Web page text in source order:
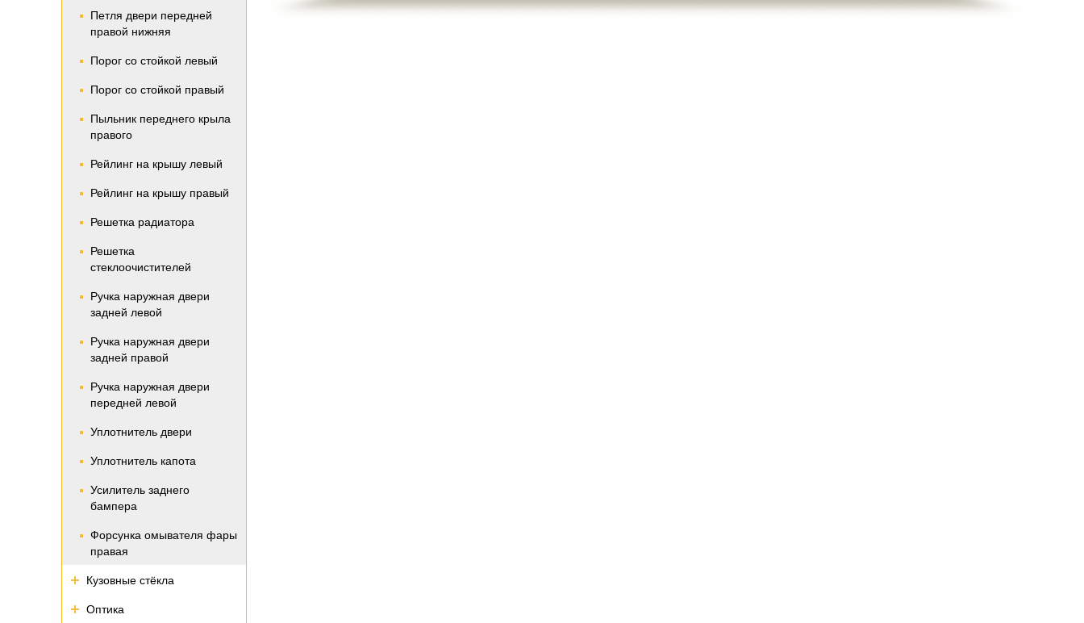
Петля двери передней
правой нижняя
Порог со стойкой левый
Порог со стойкой правый
Пыльник переднего крыла
правого
Рейлинг на крышу левый
Рейлинг на крышу правый
Решетка радиатора
Решетка
стеклоочистителей
Ручка наружная двери
задней левой
Ручка наружная двери
задней правой
Ручка наружная двери
передней левой
Уплотнитель двери
Уплотнитель капота
Усилитель заднего
бампера
Форсунка омывателя фары
правая
Кузовные стёкла
Оптика